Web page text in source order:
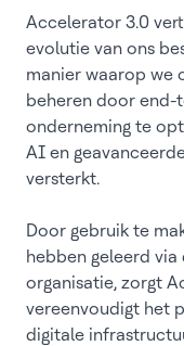
Accelerator 3.0
evolutie van ons
manier waarop we
beheren door
onderneming te
AI en
versterkt.
Door gebruik te
hebben geleerd
organisatie, zorgt
vereenvoudigt het
digitale